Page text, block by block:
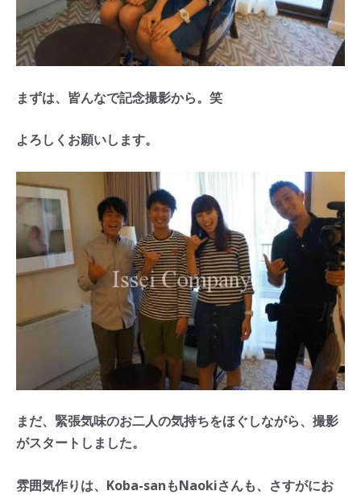
まずは、皆んなで記念撮影から。笑
よろしくお願いします。
まだ、緊張気味のお二人の気持ちをほぐしながら、撮影
がスタートしました。
雰囲気作りは、Koba-sanもNaokiさんも、さすがにお